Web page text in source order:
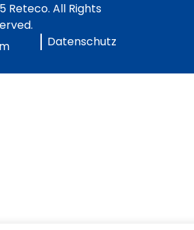
Reteco. All Rights
Datenschutz